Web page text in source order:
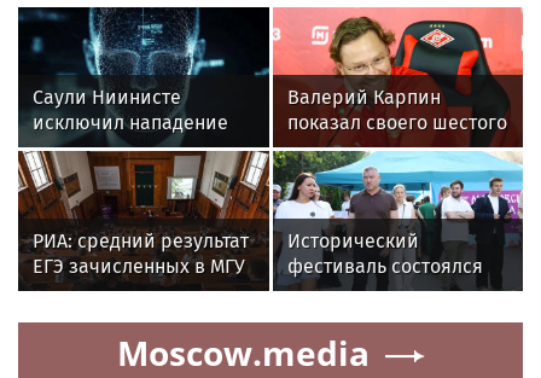
Саули Ниинисте
исключил нападение
России на страны НАТО
Валерий Карпин
показал своего шестого
ребенка
РИА: средний результат
ЕГЭ зачисленных в МГУ
составил 87 баллов
Исторический
фестиваль состоялся
на северо-западе
столицы
Moscow.media